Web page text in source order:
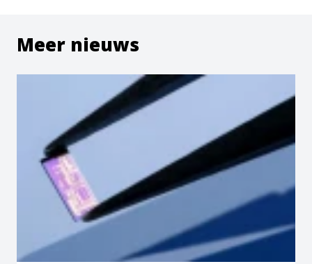
Meer nieuws